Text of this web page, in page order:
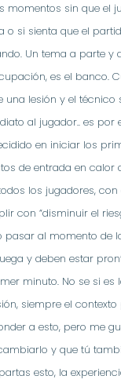
momentos sin que el
o si sienta que el
Un tema a parte y
es el banco.
una lesión y el técnico
al jugador.. es por
en iniciar los
de entrada en calor
los jugadores, con
con “disminuir el
pasar al momento de
y deben estar
minuto. No se si es
siempre el contexto
a esto, pero me
y que tú
esto, la